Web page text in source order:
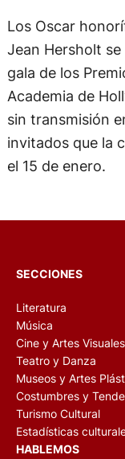
Los Oscar
Jean Hersholt
gala de los
Academia de
sin transmisión
invitados que la
el 15 de enero.
SECCIONES
Literatura
Música
Cine y Artes Visuales
Teatro y Danza
Museos y Artes
Costumbres y
Turismo Cultural
Estadísticas
HABLEMOS